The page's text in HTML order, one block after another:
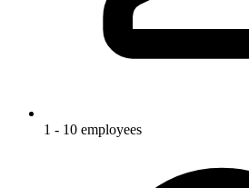
1 - 10 employees